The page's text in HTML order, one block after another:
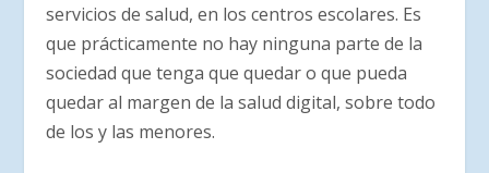
servicios de salud, en los centros escolares. Es
que prácticamente no hay ninguna parte de la
sociedad que tenga que quedar o que pueda
quedar al margen de la salud digital, sobre todo
de los y las menores.